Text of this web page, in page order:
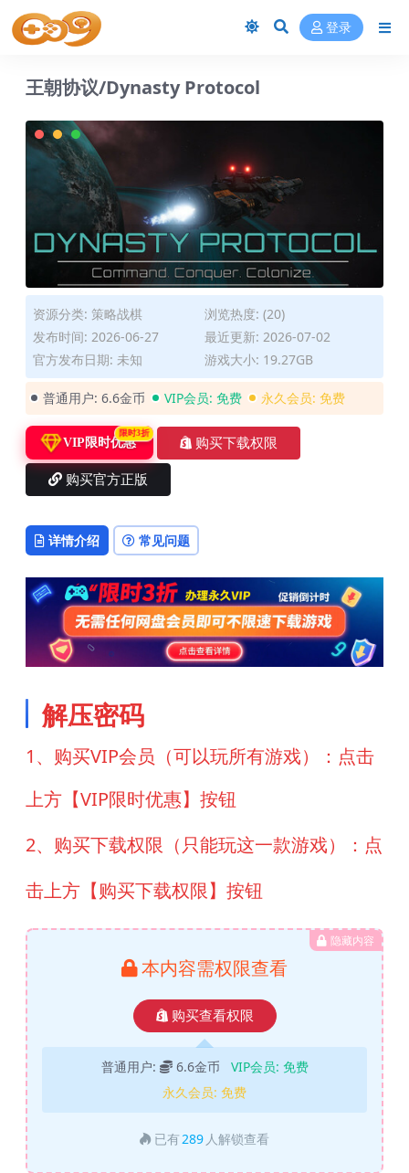
登录
王朝协议/Dynasty Protocol
资源分类: 策略战棋
浏览热度: (20)
发布时间: 2026-06-27
最近更新: 2026-07-02
官方发布日期: 未知
游戏大小: 19.27GB
普通用户: 6.6金币 VIP会员: 免费 永久会员: 免费
VIP限时优惠
限时3折
购买下载权限
购买官方正版
详情介绍 常见问题
解压密码
1、购买VIP会员（可以玩所有游戏）：点击
上方【VIP限时优惠】按钮
2、购买下载权限（只能玩这一款游戏）：点
击上方【购买下载权限】按钮
隐藏内容
本内容需权限查看
购买查看权限
普通用户: 6.6金币 VIP会员: 免费
永久会员: 免费
已有289 人解锁查看